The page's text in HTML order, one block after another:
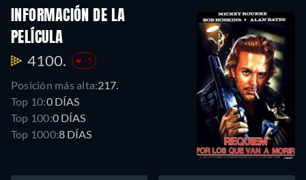
INFORMACIÓN DE LA
PELÍCULA
4100. -5
Posición más alta:217.
Top 10:0 DÍAS
Top 100:0 DÍAS
Top 1000:8 DÍAS